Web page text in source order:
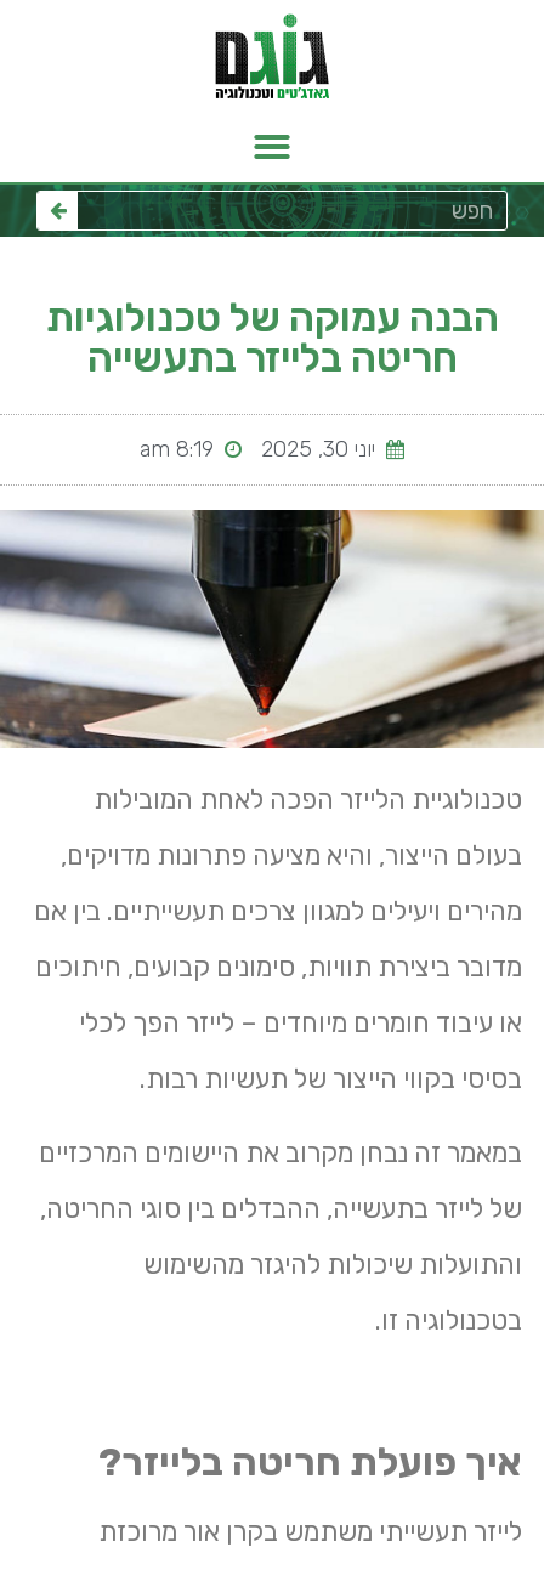
הבנה עמוקה של טכנולוגיות
חריטה בלייזר בתעשייה
יוני 30, 2025 8:19 am
טכנולוגיית הלייזר הפכה לאחת המובילות
בעולם הייצור, והיא מציעה פתרונות מדויקים,
מהירים ויעילים למגוון צרכים תעשייתיים. בין אם
מדובר ביצירת תוויות, סימונים קבועים, חיתוכים
או עיבוד חומרים מיוחדים – לייזר הפך לכלי
בסיסי בקווי הייצור של תעשיות רבות.
במאמר זה נבחן מקרוב את היישומים המרכזיים
של לייזר בתעשייה, ההבדלים בין סוגי החריטה,
והתועלות שיכולות להיגזר מהשימוש
בטכנולוגיה זו.
איך פועלת חריטה בלייזר?
לייזר תעשייתי משתמש בקרן אור מרוכזת